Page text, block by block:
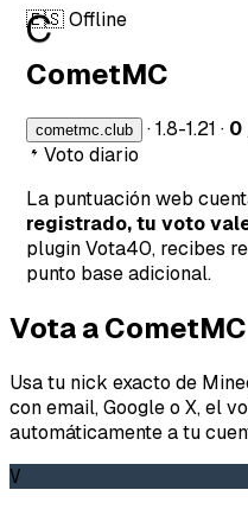
C
🇪🇸Offline
CometMC
cometmc.club ·1.8-1.21 · 0
Voto diario
La puntuación web
registrado, tu voto
plugin Vota40, recibes
punto base adicional.
Vota a CometMC
Usa tu nick exacto de
con email, Google o X, el
automáticamente a tu
V